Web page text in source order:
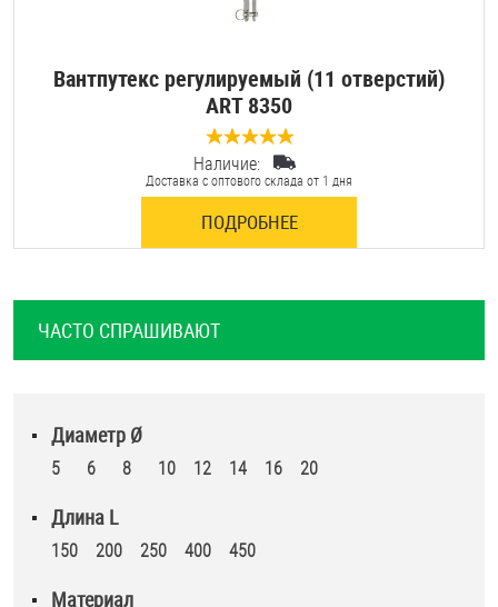
Вантпутекс регулируемый (11 отверстий)
ART 8350
0 отзывов
Наличие:
Доставка с оптового склада от 1 дня
ПОДРОБНЕЕ
ЧАСТО СПРАШИВАЮТ
Диаметр Ø
5 6 8 10 12 14 16 20
Длина L
150 200 250 400 450
Материал